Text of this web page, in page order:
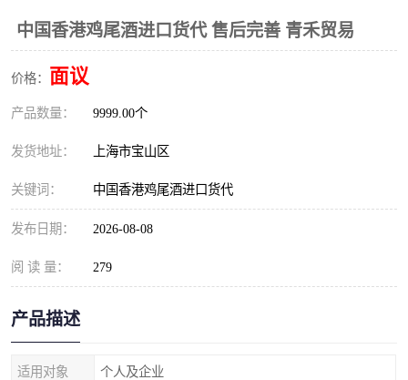
中国香港鸡尾酒进口货代 售后完善 青禾贸易
价格： 面议
产品数量： 9999.00个
发货地址： 上海市宝山区
关键词： 中国香港鸡尾酒进口货代
发布日期： 2026-08-08
阅 读 量： 279
产品描述
适用对象 个人及企业